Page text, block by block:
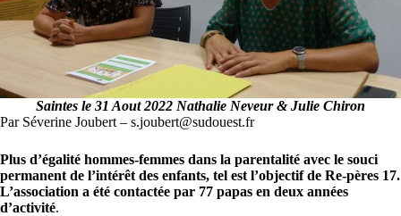
Saintes le 31 Aout 2022 Nathalie Neveur & Julie Chiron
Par Séverine Joubert – s.joubert@sudouest.fr
Plus d’égalité hommes-femmes dans la parentalité avec le souci
permanent de l’intérêt des enfants, tel est l’objectif de Re-pères 17.
L’association a été contactée par 77 papas en deux années
d’activité.